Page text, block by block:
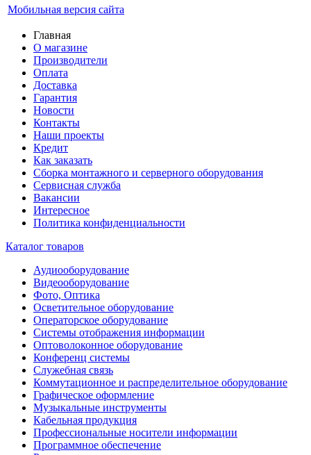
Мобильная версия сайта
Главная
О магазине
Производители
Оплата
Доставка
Гарантия
Новости
Контакты
Наши проекты
Кредит
Как заказать
Сборка монтажного и серверного оборудования
Сервисная служба
Вакансии
Интересное
Политика конфиденциальности
Каталог товаров
Аудиооборудование
Видеооборудование
Фото, Оптика
Осветительное оборудование
Операторское оборудование
Системы отображения информации
Оптоволоконное оборудование
Конференц системы
Служебная связь
Коммутационное и распределительное оборудование
Графическое оформление
Музыкальные инструменты
Кабельная продукция
Профессиональные носители информации
Программное обеспечение